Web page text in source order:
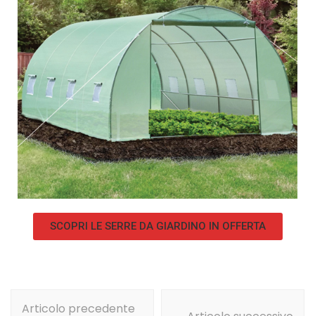
SCOPRI LE SERRE DA GIARDINO IN OFFERTA
Articolo precedente